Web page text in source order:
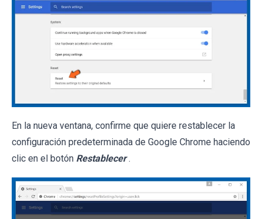
En la nueva ventana, confirme que quiere restablecer la
configuración predeterminada de Google Chrome haciendo
clic en el botón Restablecer .